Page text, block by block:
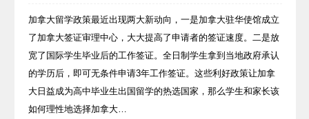
加拿大留学政策最近出现两大新动向，一是加拿大驻华使馆成立
了加拿大签证审理中心，大大提高了申请者的签证速度。二是放
宽了国际学生毕业后的工作签证。全日制学生拿到当地政府承认
的学历后，即可无条件申请3年工作签证。这些利好政策让加拿
大日益成为高中毕业生出国留学的热选国家，那么学生和家长该
如何理性地选择加拿大…